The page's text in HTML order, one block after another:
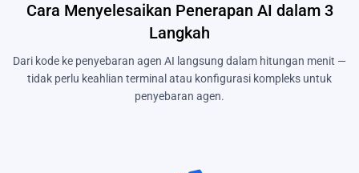
Cara Menyelesaikan Penerapan AI dalam 3
Langkah
Dari kode ke penyebaran agen AI langsung dalam hitungan menit —
tidak perlu keahlian terminal atau konfigurasi kompleks untuk
penyebaran agen.